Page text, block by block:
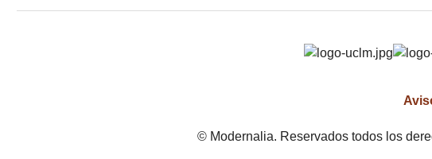
© Modernalia. Reservados todos los